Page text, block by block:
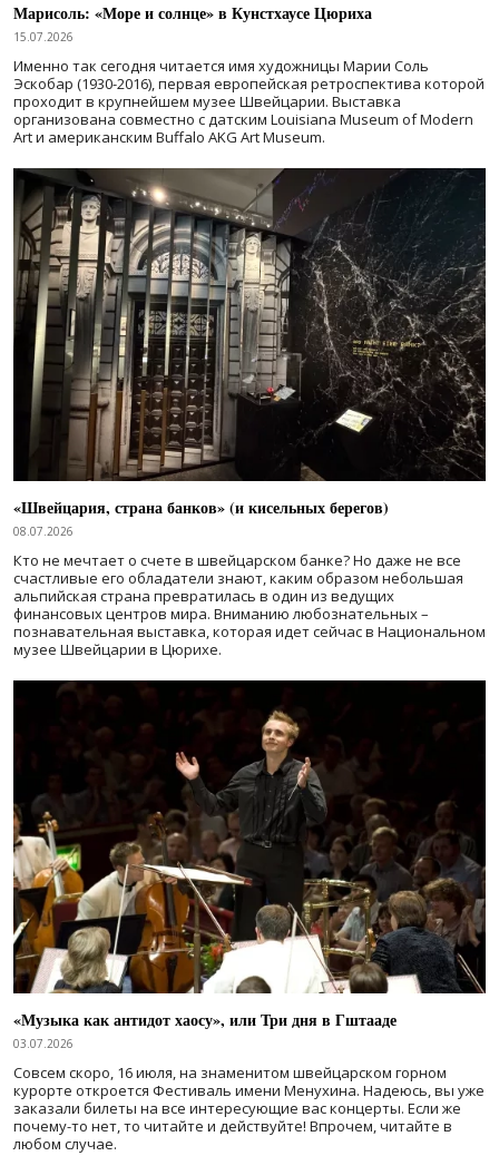
Марисоль: «Море и солнце» в Кунстхаусе Цюриха
15.07.2026
Именно так сегодня читается имя художницы Марии Соль
Эскобар (1930-2016), первая европейская ретроспектива которой
проходит в крупнейшем музее Швейцарии. Выставка
организована совместно с датским Louisiana Museum of Modern
Art и американским Buffalo AKG Art Museum.
«Швейцария, страна банков» (и кисельных берегов)
08.07.2026
Кто не мечтает о счете в швейцарском банке? Но даже не все
счастливые его обладатели знают, каким образом небольшая
альпийская страна превратилась в один из ведущих
финансовых центров мира. Вниманию любознательных –
познавательная выставка, которая идет сейчас в Национальном
музее Швейцарии в Цюрихе.
«Музыка как антидот хаосу», или Три дня в Гштааде
03.07.2026
Совсем скоро, 16 июля, на знаменитом швейцарском горном
курорте откроется Фестиваль имени Менухина. Надеюсь, вы уже
заказали билеты на все интересующие вас концерты. Если же
почему-то нет, то читайте и действуйте! Впрочем, читайте в
любом случае.